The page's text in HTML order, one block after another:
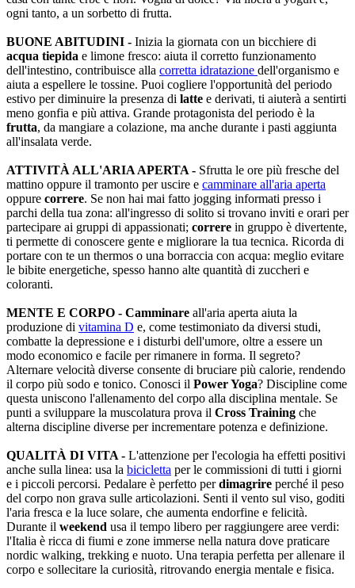
ogni tanto, a un sorbetto di frutta.
BUONE ABITUDINI - Inizia la giornata con un bicchiere di
acqua tiepida e limone fresco: aiuta il corretto funzionamento
dell'intestino, contribuisce alla corretta idratazione dell'organismo e
aiuta a espellere le tossine. Puoi cogliere l'opportunità del periodo
estivo per diminuire la presenza di latte e derivati, ti aiuterà a sentirti
meno gonfia e più attiva. Grande protagonista del periodo è la
frutta, da mangiare a colazione, ma anche durante i pasti aggiunta
all'insalata verde.
ATTIVITÀ ALL'ARIA APERTA - Sfrutta le ore più fresche del
mattino oppure il tramonto per uscire e camminare all'aria aperta
oppure correre. Se non hai mai fatto jogging informati presso i
parchi della tua zona: all'ingresso di solito si trovano inviti e orari per
partecipare ai gruppi di appassionati; correre in gruppo è divertente,
ti permette di conoscere gente e migliorare la tua tecnica. Ricorda di
portare con te un thermos o una borraccia con acqua: meglio evitare
le bibite energetiche, spesso hanno alte quantità di zuccheri e
coloranti.
MENTE E CORPO - Camminare all'aria aperta aiuta la
produzione di vitamina D e, come testimoniato da diversi studi,
combatte la depressione e i disturbi dell'umore, oltre a essere un
modo economico e facile per rimanere in forma. Il segreto?
Alternare velocità diverse consente di bruciare più calorie, rendendo
il corpo più sodo e tonico. Conosci il Power Yoga? Discipline come
questa uniscono l'allenamento del corpo alla disciplina mentale. Se
punti a sviluppare la muscolatura prova il Cross Training che
alterna discipline diverse per incrementare potenza e definizione.
QUALITÀ DI VITA - L'attenzione per l'ecologia ha effetti positivi
anche sulla linea: usa la bicicletta per le commissioni di tutti i giorni
e i piccoli percorsi. Pedalare è perfetto perdimagrire perché il peso
del corpo non grava sulle articolazioni. Senti il vento sul viso, goditi
l'aria fresca e la luce solare, che aumenta endorfine e felicità.
Durante il weekend usa il tempo libero per raggiungere aree verdi:
l'Italia è ricca di fiumi e zone immerse nella natura dove praticare
nordic walking, trekking e nuoto. Una terapia perfetta per allenare il
corpo e sollecitare la curiosità, ritrovando energia mentale e fisica.